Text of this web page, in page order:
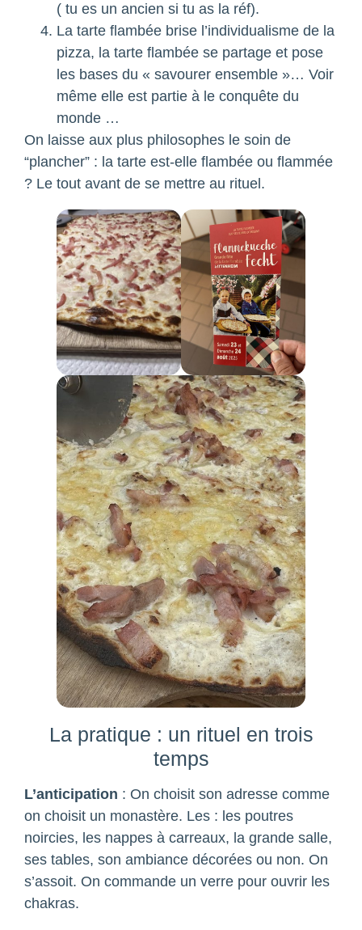
( tu es un ancien si tu as la réf).
La tarte flambée brise l’individualisme de la
pizza, la tarte flambée se partage et pose
les bases du « savourer ensemble »… Voir
même elle est partie à le conquête du
monde …
On laisse aux plus philosophes le soin de
“plancher” : la tarte est-elle flambée ou flammée
? Le tout avant de se mettre au rituel.
La pratique : un rituel en trois
temps
L’anticipation : On choisit son adresse comme
on choisit un monastère. Les : les poutres
noircies, les nappes à carreaux, la grande salle,
ses tables, son ambiance décorées ou non. On
s’assoit. On commande un verre pour ouvrir les
chakras.